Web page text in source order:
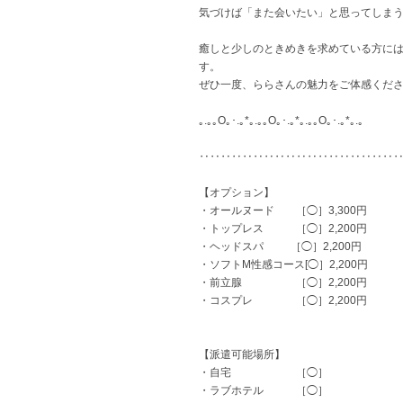
気づけば「また会いたい」と思ってしま
癒しと少しのときめきを求めている方に
す。
ぜひ一度、ららさんの魅力をご体感くだ
｡.｡｡O｡･.｡*｡.｡｡O｡･.｡*｡.｡｡O｡･.｡*｡.｡
【オプション】
・オールヌード ［◯］3,300円
・トップレス ［◯］2,200円
・ヘッドスパ ［◯］2,200円
・ソフトM性感コース[◯］2,200円
・前立腺 ［◯］2,200円
・コスプレ ［◯］2,200円
【派遣可能場所】
・自宅 ［◯］
・ラブホテル ［◯］